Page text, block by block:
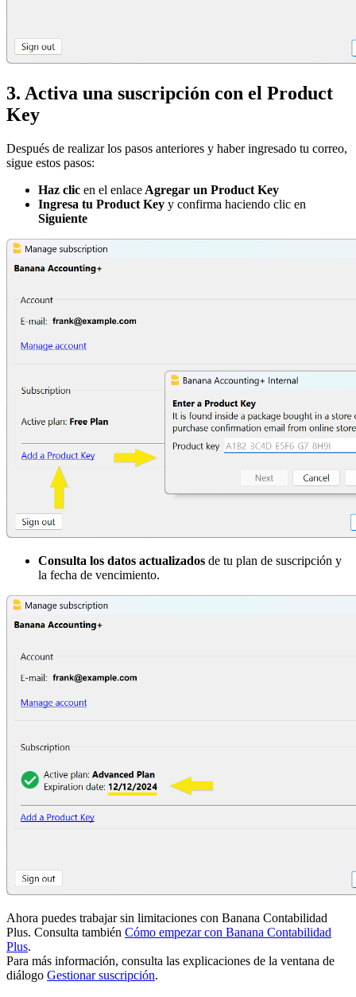
3. Activa una suscripción con el Product
Key
Después de realizar los pasos anteriores y haber ingresado tu correo,
sigue estos pasos:
Haz clic en el enlace Agregar un Product Key
Ingresa tu Product Key y confirma haciendo clic en
Siguiente
Consulta los datos actualizados de tu plan de suscripción y
la fecha de vencimiento.
Ahora puedes trabajar sin limitaciones con Banana Contabilidad
Plus. Consulta también Cómo empezar con Banana Contabilidad
Plus.
Para más información, consulta las explicaciones de la ventana de
diálogo Gestionar suscripción.